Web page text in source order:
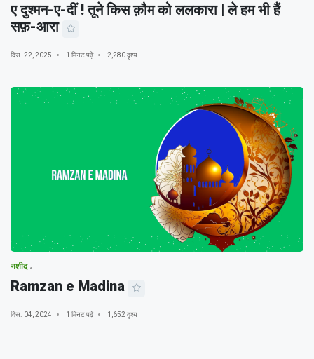
ए दुश्मन-ए-दीं ! तूने किस क़ौम को ललकारा | ले हम भी हैं
सफ़-आरा
दिस. 22, 2025 1 मिनट पढ़ें 2,280 दृश्य
नशीद
Ramzan e Madina
दिस. 04, 2024 1 मिनट पढ़ें 1,652 दृश्य